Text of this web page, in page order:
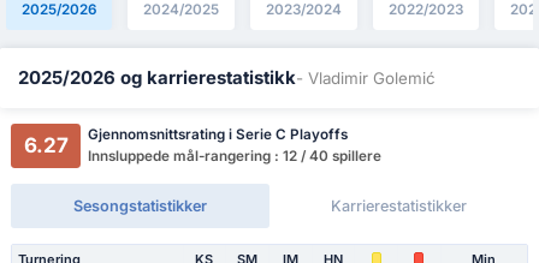
2025/2026 2024/2025 2023/2024 2022/2023
2025/2026 og karrierestatistikk- Vladimir Golemić
6.27
Gjennomsnittsrating i Serie C Playoffs
Innsluppede mål-rangering : 12 / 40 spillere
Sesongstatistikker Karrierestatistikker